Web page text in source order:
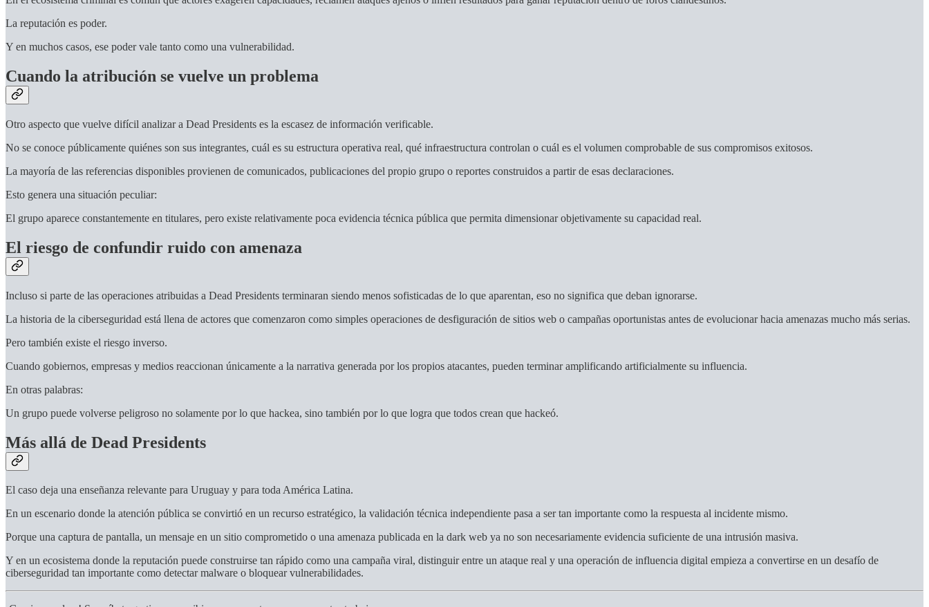
La reputación es poder.
Y en muchos casos, ese poder vale tanto como una vulnerabilidad.
Cuando la atribución se vuelve un problema
Otro aspecto que vuelve difícil analizar a Dead Presidents es la escasez de información verificable.
No se conoce públicamente quiénes son sus integrantes, cuál es su estructura operativa real, qué infraestructura controlan o cuál es el volumen comprobable de sus compromisos exitosos.
La mayoría de las referencias disponibles provienen de comunicados, publicaciones del propio grupo o reportes construidos a partir de esas declaraciones.
Esto genera una situación peculiar:
El grupo aparece constantemente en titulares, pero existe relativamente poca evidencia técnica pública que permita dimensionar objetivamente su capacidad real.
El riesgo de confundir ruido con amenaza
Incluso si parte de las operaciones atribuidas a Dead Presidents terminaran siendo menos sofisticadas de lo que aparentan, eso no significa que deban ignorarse.
La historia de la ciberseguridad está llena de actores que comenzaron como simples operaciones de desfiguración de sitios web o campañas oportunistas antes de evolucionar hacia amenazas mucho más serias.
Pero también existe el riesgo inverso.
Cuando gobiernos, empresas y medios reaccionan únicamente a la narrativa generada por los propios atacantes, pueden terminar amplificando artificialmente su influencia.
En otras palabras:
Un grupo puede volverse peligroso no solamente por lo que hackea, sino también por lo que logra que todos crean que hackeó.
Más allá de Dead Presidents
El caso deja una enseñanza relevante para Uruguay y para toda América Latina.
En un escenario donde la atención pública se convirtió en un recurso estratégico, la validación técnica independiente pasa a ser tan importante como la respuesta al incidente mismo.
Porque una captura de pantalla, un mensaje en un sitio comprometido o una amenaza publicada en la dark web ya no son necesariamente evidencia suficiente de una intrusión masiva.
Y en un ecosistema donde la reputación puede construirse tan rápido como una campaña viral, distinguir entre un ataque real y una operación de influencia digital empieza a convertirse en un desafío de
ciberseguridad tan importante como detectar malware o bloquear vulnerabilidades.